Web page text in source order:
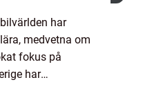
har
medvetna om
fokus på
har